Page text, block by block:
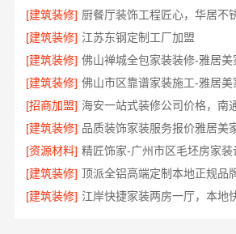
[建筑装修] 厨餐厅装饰工程匠心，华居不
[建筑装修] 江苏东钢定制工厂加盟
[建筑装修] 佛山禅城全包家装装修-雅居美
[建筑装修] 佛山市区靠谱家装施工-雅居美
[招商加盟]
[建筑装修] 品质装饰家装服务报价雅居美
[资源材料] 精匠饰家-广州市区毛坯房家
[建筑装修] 顶派全铝高端定制本地正规品
[建筑装修]